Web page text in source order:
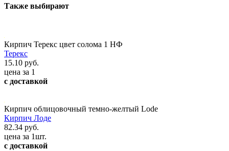
Также выбирают
Кирпич Терекс цвет солома 1 НФ
Терекс
15.10 руб.
цена за 1
с доставкой
Кирпич облицовочный темно-желтый Lode
Кирпич Лоде
82.34 руб.
цена за 1шт.
с доставкой